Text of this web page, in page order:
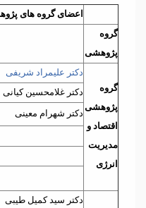
اعضای گروه های
گروه
پژوهشی
گروه
پژوهشی
اقتصاد و
مدیریت
انرژی
دکتر علیمراد شریفی
دکتر غلامحسین کیانی
دکتر شهرام معینی
دکتر سید کمیل طیبی